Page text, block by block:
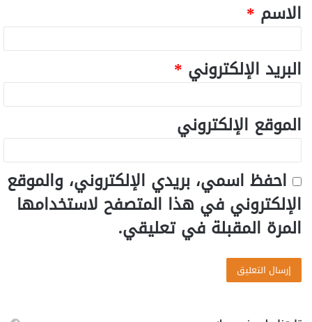
الاسم *
البريد الإلكتروني *
الموقع الإلكتروني
احفظ اسمي، بريدي الإلكتروني، والموقع
الإلكتروني في هذا المتصفح لاستخدامها
المرة المقبلة في تعليقي.